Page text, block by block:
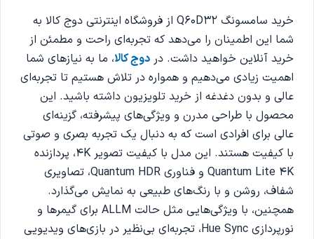
خرید سامسونگ Q60D32 از فروشگاه اینترنتی دوج کالا به
شما این اطمینان را می‌دهد که تجربه‌ای راحت و مطمئن از
خرید آنلاین خواهید داشت. در دوج کالا، ما به نیازهای شما
اهمیت زیادی می‌دهیم و همواره در تلاش هستیم تا تجربه‌ای
عالی و بدون دغدغه از خرید تلویزیون داشته باشید. این
محصول با طراحی مدرن و ویژگی‌های پیشرفته، گزینه‌ای
عالی برای افرادی است که به دنبال یک تجربه بصری و صوتی
با کیفیت هستند. این مدل با کیفیت تصویر 4K، پردازنده
Quantum Lite 4K و فناوری Quantum HDR، تصاویری
شفاف، روشن و با رنگ‌های طبیعی به نمایش می‌گذارد.
همچنین، با ویژگی‌هایی مثل حالت ALLM برای گیمرها و
نورپردازی Hue Sync، تجربه‌ای بی‌نظیر در بازی‌های ویدیویی